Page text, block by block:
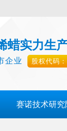
蜡实力生
企业 股权代码
赛诺技术研究